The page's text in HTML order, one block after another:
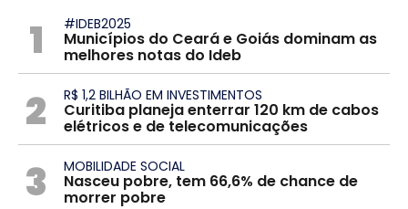
1 #IDEB2025
Municípios do Ceará e Goiás dominam as
melhores notas do Ideb
2 R$ 1,2 BILHÃO EM INVESTIMENTOS
Curitiba planeja enterrar 120 km de cabos
elétricos e de telecomunicações
3 MOBILIDADE SOCIAL
Nasceu pobre, tem 66,6% de chance de
morrer pobre